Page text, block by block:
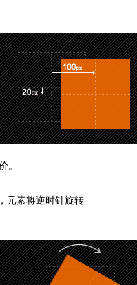
。
元素将逆时针旋转